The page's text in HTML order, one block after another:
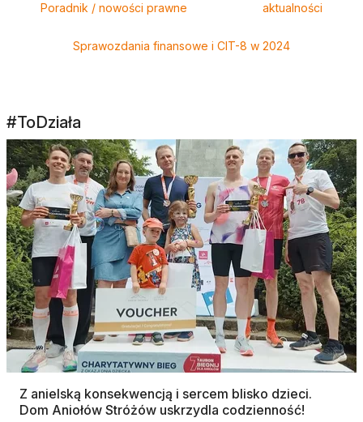
Poradnik / nowości prawne aktualności
Sprawozdania finansowe i CIT-8 w 2024
#ToDziała
Z anielską konsekwencją i sercem blisko dzieci.
Dom Aniołów Stróżów uskrzydla codzienność!